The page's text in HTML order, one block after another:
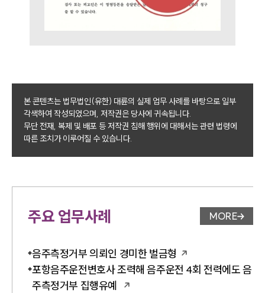
본 콘텐츠는 법무법인(유한) 대륜의 실제 업무 사례를 바탕으로 일부
각색하여 작성되었으며, 저작권은 당사에 귀속됩니다.
무단 전재, 복제 및 배포 등 저작권 침해 행위에 대해서는 관련 법령에
따른 조치가 이루어질 수 있습니다.
주요 업무사례 업무사례
MORE
음주측정거부 의뢰인 경미한 벌금형
포항음주운전변호사 조력해 음주운전 4회 전력에도 음
주측정거부 집행유예